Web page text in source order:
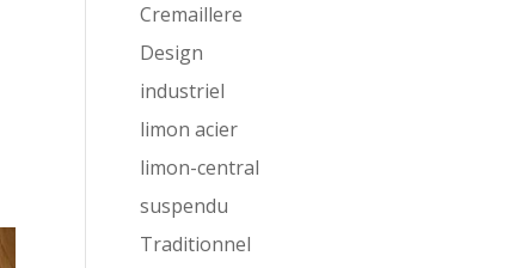
Cremaillere
Design
industriel
limon acier
limon-central
suspendu
Traditionnel